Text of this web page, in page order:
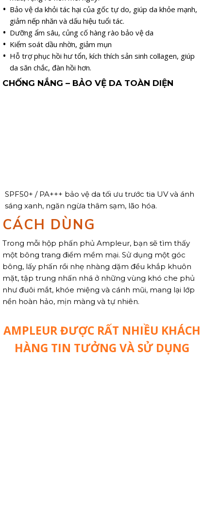
Bảo vệ da khỏi tác hại của gốc tự do, giúp da khỏe mạnh,
giảm nếp nhăn và dấu hiệu tuổi tác.
Dưỡng ẩm sâu, củng cố hàng rào bảo vệ da
Kiểm soát dầu nhờn, giảm mụn
Hỗ trợ phục hồi hư tổn, kích thích sản sinh collagen, giúp
da săn chắc, đàn hồi hơn.
CHỐNG NẮNG – BẢO VỆ DA TOÀN DIỆN
SPF50+ / PA+++ bảo vệ da tối ưu trước tia UV và ánh
sáng xanh, ngăn ngừa thâm sạm, lão hóa.
CÁCH DÙNG
Trong mỗi hộp phấn phủ Ampleur, bạn sẽ tìm thấy
một bông trang điểm mềm mại. Sử dụng một góc
bông, lấy phấn rồi nhẹ nhàng dặm đều khắp khuôn
mặt, tập trung nhấn nhá ở những vùng khó che phủ
như đuôi mắt, khóe miệng và cánh mũi, mang lại lớp
nền hoàn hảo, mịn màng và tự nhiên.
AMPLEUR ĐƯỢC RẤT NHIỀU KHÁCH
HÀNG TIN TƯỞNG VÀ SỬ DỤNG